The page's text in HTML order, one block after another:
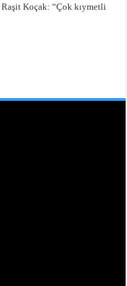
Raşit Koçak: “Çok kıymetli